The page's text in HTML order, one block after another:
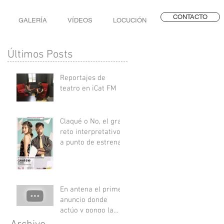
GALERÍA VÍDEOS LOCUCIÓN CONTACTO
Últimos Posts
Reportajes de
teatro en iCat FM
Claqué o No, el gran
reto interpretativo,
a punto de estrenar
En antena el primer
anuncio donde
actúo y pongo la